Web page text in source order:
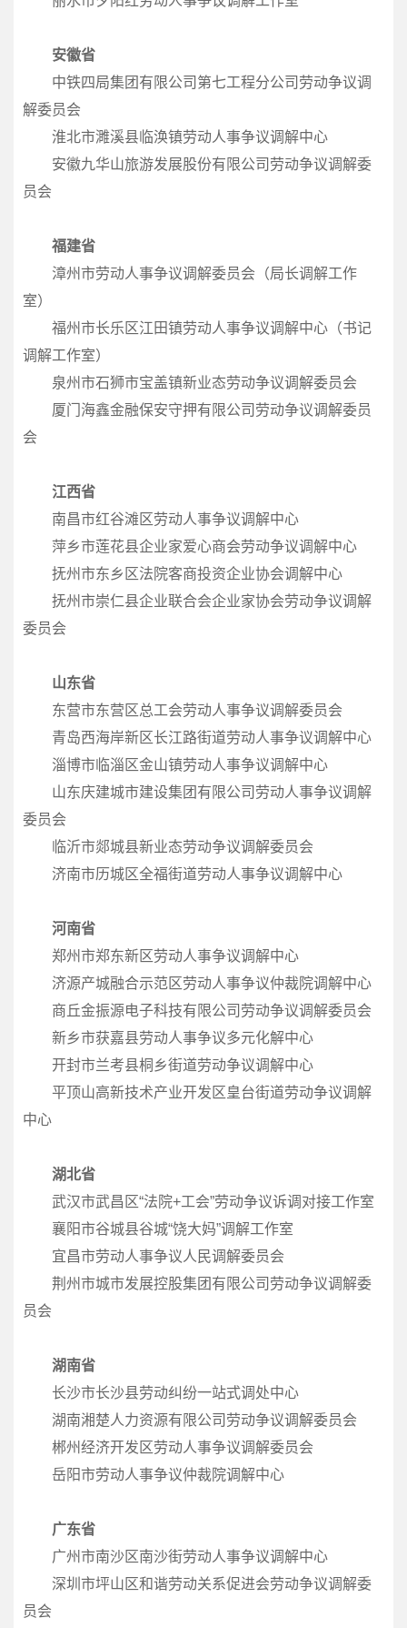
安徽省
中铁四局集团有限公司第七工程分公司劳动争议调
解委员会
淮北市濉溪县临涣镇劳动人事争议调解中心
安徽九华山旅游发展股份有限公司劳动争议调解委
员会
福建省
漳州市劳动人事争议调解委员会（局长调解工作
室）
福州市长乐区江田镇劳动人事争议调解中心（书记
调解工作室）
泉州市石狮市宝盖镇新业态劳动争议调解委员会
厦门海鑫金融保安守押有限公司劳动争议调解委员
会
江西省
南昌市红谷滩区劳动人事争议调解中心
萍乡市莲花县企业家爱心商会劳动争议调解中心
抚州市东乡区法院客商投资企业协会调解中心
抚州市崇仁县企业联合会企业家协会劳动争议调解
委员会
山东省
东营市东营区总工会劳动人事争议调解委员会
青岛西海岸新区长江路街道劳动人事争议调解中心
淄博市临淄区金山镇劳动人事争议调解中心
山东庆建城市建设集团有限公司劳动人事争议调解
委员会
临沂市郯城县新业态劳动争议调解委员会
济南市历城区全福街道劳动人事争议调解中心
河南省
郑州市郑东新区劳动人事争议调解中心
济源产城融合示范区劳动人事争议仲裁院调解中心
商丘金振源电子科技有限公司劳动争议调解委员会
新乡市获嘉县劳动人事争议多元化解中心
开封市兰考县桐乡街道劳动争议调解中心
平顶山高新技术产业开发区皇台街道劳动争议调解
中心
湖北省
武汉市武昌区“法院+工会”劳动争议诉调对接工作室
襄阳市谷城县谷城“饶大妈”调解工作室
宜昌市劳动人事争议人民调解委员会
荆州市城市发展控股集团有限公司劳动争议调解委
员会
湖南省
长沙市长沙县劳动纠纷一站式调处中心
湖南湘楚人力资源有限公司劳动争议调解委员会
郴州经济开发区劳动人事争议调解委员会
岳阳市劳动人事争议仲裁院调解中心
广东省
广州市南沙区南沙街劳动人事争议调解中心
深圳市坪山区和谐劳动关系促进会劳动争议调解委
员会